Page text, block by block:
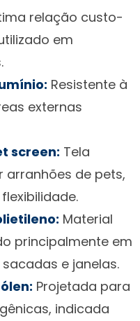
relação custo-
em
Resistente à
externas
screen: Tela
de pets,
Material
principalmente em
e janelas.
Projetada para
indicada